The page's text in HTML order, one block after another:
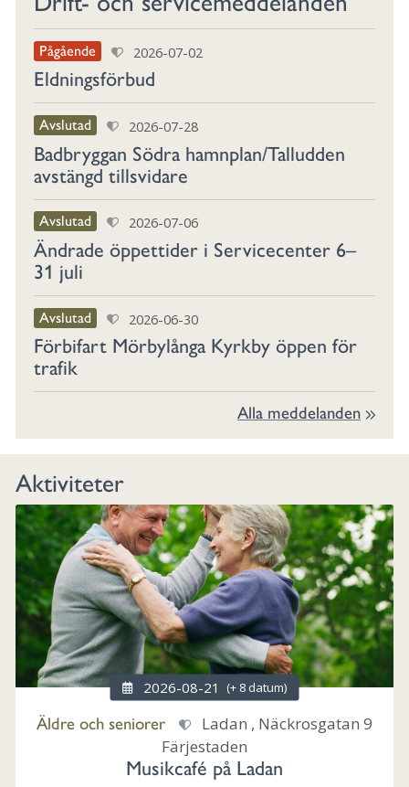
Pågående 2026-07-02
Eldningsförbud
Avslutad 2026-07-28
Badbryggan Södra hamnplan/Talludden
avstängd tillsvidare
Avslutad 2026-07-06
Ändrade öppettider i Servicecenter 6–
31 juli
Avslutad 2026-06-30
Förbifart Mörbylånga Kyrkby öppen för
trafik
Alla meddelanden
Aktiviteter
2026-08-21 (+ 8 datum)
Äldre och seniorer
Ladan , Näckrosgatan 9
Färjestaden
Musikcafé på Ladan